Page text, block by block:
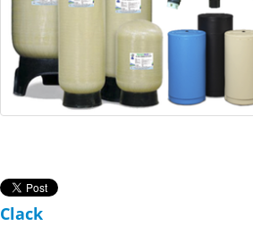
Clack